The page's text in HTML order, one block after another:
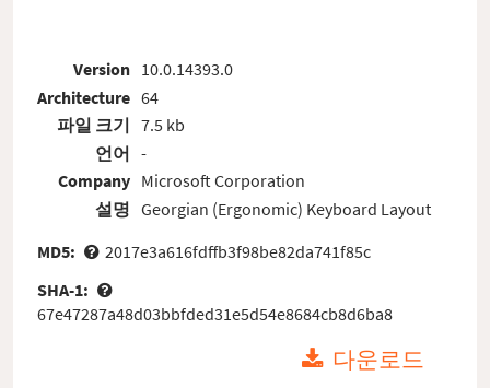
Version
Architecture
파일 크기
언어
Company
설명
10.0.14393.0
64
7.5 kb
-
Microsoft Corporation
Georgian (Ergonomic) Keyboard Layout
MD5:
2017e3a616fdffb3f98be82da741f85c
SHA-1:
67e47287a48d03bbfded31e5d54e8684cb8d6ba8
다운로드